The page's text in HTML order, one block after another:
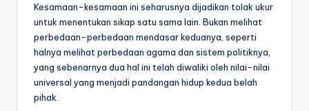
Kesamaan-kesamaan ini seharusnya dijadikan tolak ukur
untuk menentukan sikap satu sama lain. Bukan melihat
perbedaan-perbedaan mendasar keduanya, seperti
halnya melihat perbedaan agama dan sistem politiknya,
yang sebenarnya dua hal ini telah diwaliki oleh nilai-nilai
universal yang menjadi pandangan hidup kedua belah
pihak.